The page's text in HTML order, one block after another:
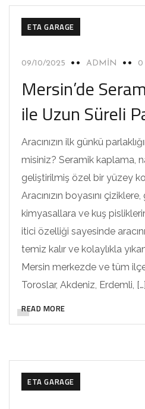
ETA GARAGE
09/10/2025 ADMIN 0
Mersin’de
ile Uzun Süreli
Aracınızın ilk günkü
misiniz? Seramik kaplama,
geliştirilmiş özel bir yüzey
Aracınızın boyasını çiziklere,
kimyasallara ve kuş
itici özelliği sayesinde
temiz kalır ve kolaylıkla
Mersin merkezde ve tüm
Toroslar, Akdeniz, Erdemli, […]
READ MORE
ETA GARAGE